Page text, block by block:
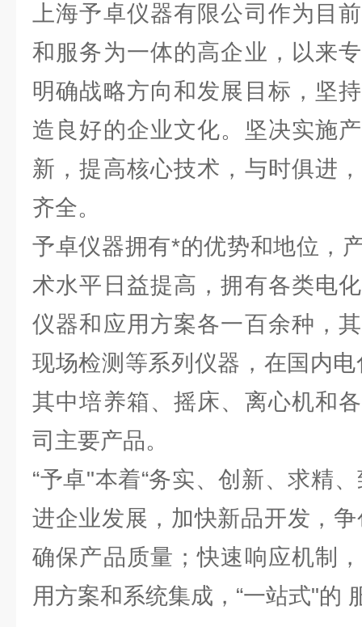
上海予卓仪器有限公司作为目
和服务为一体的高企业，以来
明确战略方向和发展目标，坚
造良好的企业文化。坚决实施
新，提高核心技术，与时俱进
齐全。
予卓仪器拥有*的优势和地位，
术水平日益提高，拥有各类电
仪器和应用方案各一百余种，
现场检测等系列仪器，在国内
其中培养箱、摇床、离心机和
司主要产品。
“予卓"本着“务实、创新、求精
进企业发展，加快新品开发，
确保产品质量；快速响应机制
用方案和系统集成，“一站式"的